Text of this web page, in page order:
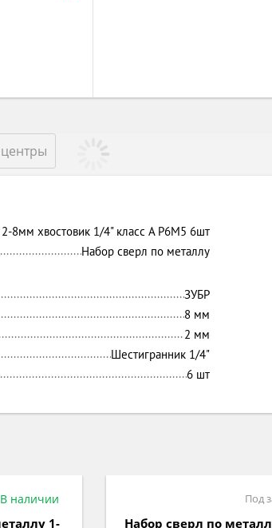
8мм хвостовик 1/4" класс А Р6М5 6шт
Набор сверл по металлу
ЗУБР
8 мм
2 мм
Шестигранник 1/4"
6 шт
Под заказ В
Набор сверл по